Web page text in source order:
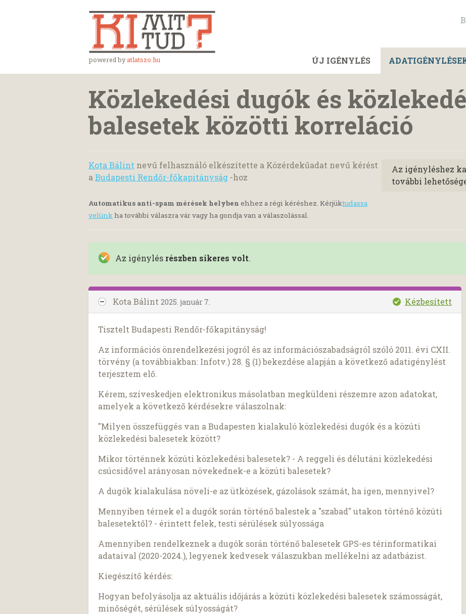
powered byatlatszo.hu ÚJ IGÉNYLÉS
Közlekedési dugók és
balesetek közötti korreláció
Kota Bálint nevű felhasználó elkészítette a Közérdekűadat nevű kérést
a Budapesti Rendőr-főkapitányság -hoz
Automatikus anti-spam mérések helyben ehhez a régi kéréshez. Kérjüktudassa
velünkha további válaszra vár vagy ha gondja van a válaszolással.
Az igényléshez
további
Az igénylés részben sikeres volt.
Kota Bálint 2025. január 7. Kézbesített
Tisztelt Budapesti Rendőr-főkapitányság!
Az információs önrendelkezési jogról és az információszabadságról szóló 2011. évi CXII.
törvény (a továbbiakban: Infotv.) 28. § (1) bekezdése alapján a következő adatigénylést
terjesztem elő.
Kérem, szíveskedjen elektronikus másolatban megküldeni részemre azon adatokat,
amelyek a következő kérdésekre válaszolnak:
"Milyen összefüggés van a Budapesten kialakuló közlekedési dugók és a közúti
közlekedési balesetek között?
Mikor történnek közúti közlekedési balesetek? - A reggeli és délutáni közlekedési
csúcsidővel arányosan növekednek-e a közúti balesetek?
A dugók kialakulása növeli-e az ütközések, gázolások számát, ha igen, mennyivel?
Mennyiben térnek el a dugók során történő balestek a "szabad" utakon történő közúti
balesetektől? - érintett felek, testi sérülések súlyossága
Amennyiben rendelkeznek a dugók során történő balesetek GPS-es térinformatikai
adataival (2020-2024.), legyenek kedvesek válaszukban mellékelni az adatbázist.
Kiegészítő kérdés:
Hogyan befolyásolja az aktuális időjárás a közúti közlekedési balesetek számosságát,
minőségét, sérülések súlyosságát?